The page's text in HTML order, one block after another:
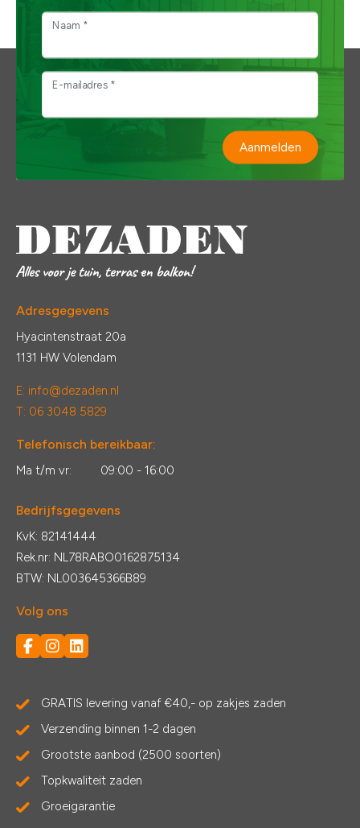
Naam *
E-mailadres *
Aanmelden
Adresgegevens
Hyacintenstraat 20a
1131 HW Volendam
E: info@dezaden.nl
T: 06 3048 5829
Telefonisch bereikbaar:
Ma t/m vr: 09:00 - 16:00
Bedrijfsgegevens
KvK: 82141444
Rek.nr: NL78RABO0162875134
BTW: NL003645366B89
Volg ons
GRATIS levering vanaf €40,- op zakjes zaden
Verzending binnen 1-2 dagen
Grootste aanbod (2500 soorten)
Topkwaliteit zaden
Groeigarantie